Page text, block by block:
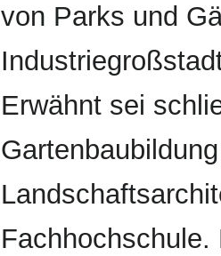
von Parks und
Erwähnt sei